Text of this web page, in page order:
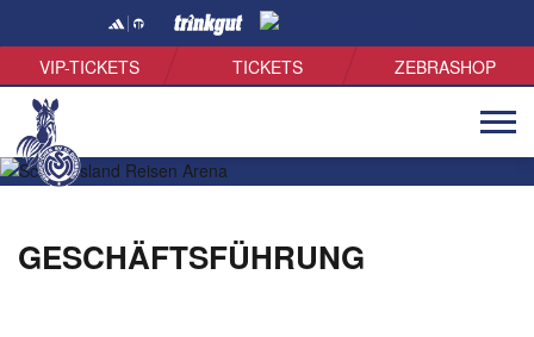
VIP-TICKETS TICKETS ZEBRASHOP
GESCHÄFTSFÜHRUNG